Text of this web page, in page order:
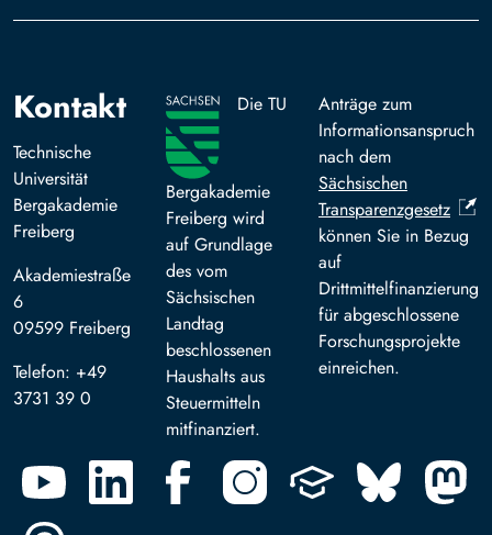
Kontakt
Technische
Universität
Bergakademie
Freiberg
Akademiestraße
6
09599 Freiberg
Telefon: +49
3731 39 0
Die TU
Bergakademie
Freiberg wird
auf Grundlage
des vom
Sächsischen
Landtag
beschlossenen
Haushalts aus
Steuermitteln
mitfinanziert.
Anträge zum
Informationsanspruch
nach dem
Sächsischen
Transparenzgesetz
können Sie in Bezug
auf
Drittmittelfinanzierung
für abgeschlossene
Forschungsprojekte
einreichen.